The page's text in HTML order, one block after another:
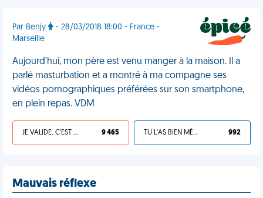
Par Benjy
- 28/03/2018 18:00 - France -
Marseille
Aujourd'hui, mon père est venu manger à la maison. Il a
parlé masturbation et a montré à ma compagne ses
vidéos pornographiques préférées sur son smartphone,
en plein repas. VDM
JE VALIDE, C'EST UNE VDM 9 465 TU L'AS BIEN MÉRITÉ 992
Mauvais réflexe